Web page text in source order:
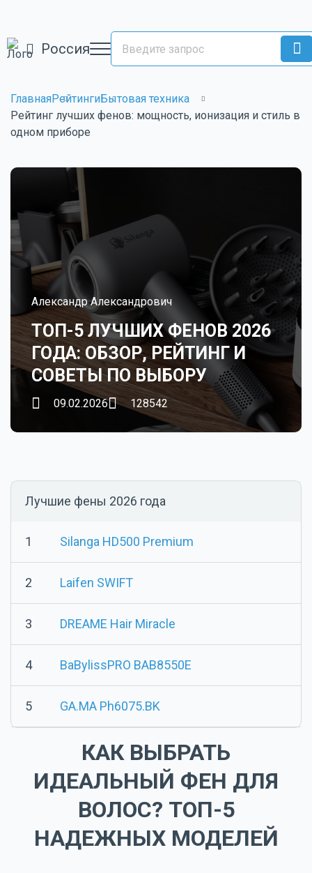
Россия
ГлавнаяРейтингиБытовая техника
Рейтинг лучших фенов: мощность, ионизация и стиль в
одном приборе
Александр Александрович
ТОП-5 ЛУЧШИХ ФЕНОВ 2026
ГОДА: ОБЗОР, РЕЙТИНГ И
СОВЕТЫ ПО ВЫБОРУ
09.02.2026 128542
Лучшие фены 2026 года
1 Silanga HD500 Premium
2 Laifen SWIFT
3 DREAME Hair Miracle
4 BaBylissPRO BAB8550E
5 GA.MA Ph6075.BK
КАК ВЫБРАТЬ
ИДЕАЛЬНЫЙ ФЕН ДЛЯ
ВОЛОС? ТОП-5
НАДЕЖНЫХ МОДЕЛЕЙ